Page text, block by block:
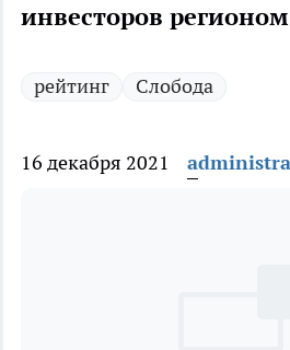
инвесторов
рейтинг Слобода
16 декабря 2021